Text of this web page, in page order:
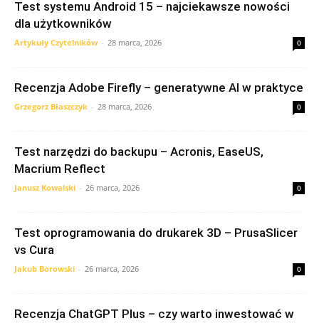
Test systemu Android 15 – najciekawsze nowości
dla użytkowników
Artykuły Czytelników - 28 marca, 2026 0
Recenzja Adobe Firefly – generatywne AI w praktyce
Grzegorz Błaszczyk - 28 marca, 2026 0
Test narzędzi do backupu – Acronis, EaseUS,
Macrium Reflect
Janusz Kowalski - 26 marca, 2026 0
Test oprogramowania do drukarek 3D – PrusaSlicer
vs Cura
Jakub Borowski - 26 marca, 2026 0
Recenzja ChatGPT Plus – czy warto inwestować w